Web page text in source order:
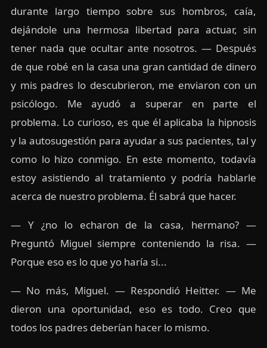
durante largo tiempo sobre sus hombros, caía,
dejándole una hermosa libertad para actuar, sin
tener nada que ocultar ante nosotros. — Después
de que robé en la casa una gran cantidad de dinero
y mis padres lo descubrieron, me enviaron con un
psicólogo. Me ayudó a superar en parte el
problema. Lo curioso, es que él aplicaba la hipnosis
y la autosugestión para ayudar a sus pacientes, tal y
como lo hizo conmigo. En este momento, todavía
estoy asistiendo al tratamiento y podría hablarle
acerca de nuestro problema. Él sabrá que hacer.
— Y ¿no lo echaron de la casa, hermano? —
Preguntó Miguel siempre conteniendo la risa. —
Porque eso es lo que yo haría si...
— No más, Miguel. — Respondió Heitter. — Me
dieron una oportunidad, eso es todo. Creo que
todos los padres deberían hacer lo mismo.